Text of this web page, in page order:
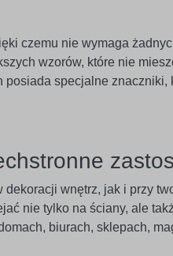
czemu nie wymaga
wzorów, które nie
specjalne znaczniki,
wnętrz, jak i przy
nie tylko na ściany, ale
biurach, sklepach,